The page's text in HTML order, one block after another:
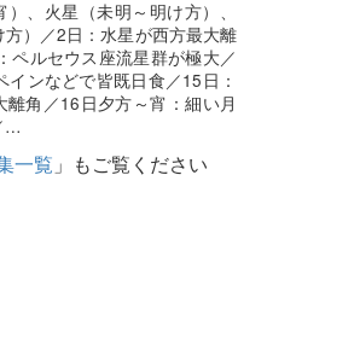
、火星（未明～明け方）、
）／2日：水星が西方最大離
ペルセウス座流星群が極大／
インなどで皆既日食／15日：
離角／16日夕方～宵：細い月
…
一覧 」もご覧ください